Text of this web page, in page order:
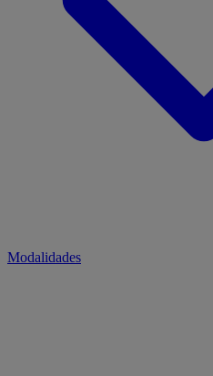
Modalidades